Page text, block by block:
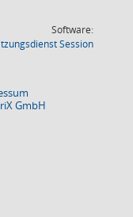
Software:
Session(Wird in
GmbH